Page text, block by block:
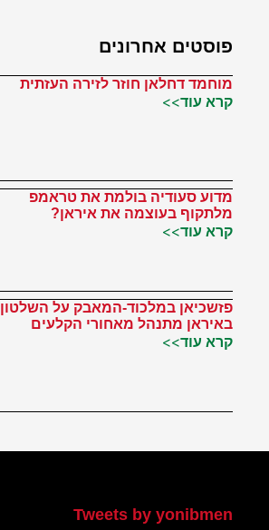
פוסטים אחרונים
מוחמד דחלאן חוזר לזירה העזתית
קרא עוד>>
מדוע סעודיה בולמת את טראמפ
מלתקוף בעוצמה את איראן?
קרא עוד>>
פזשכיאן במלכוד-המאבק על השלטון
באיראן מתנהל מאחורי הקלעים
קרא עוד>>
Tweets by yonibmen